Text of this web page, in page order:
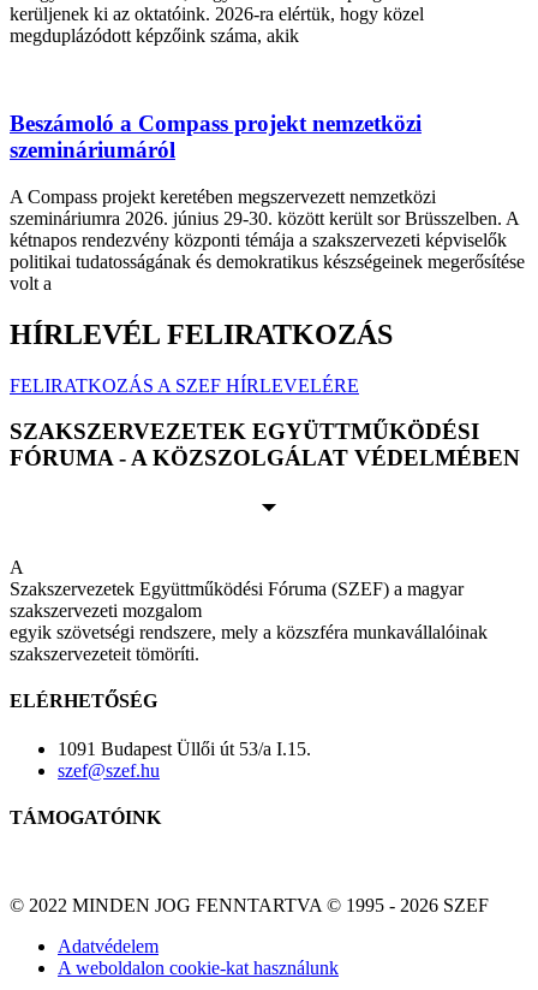
kerüljenek ki az oktatóink. 2026-ra elértük, hogy közel
megduplázódott képzőink száma, akik
Beszámoló a Compass projekt nemzetközi
szemináriumáról
A Compass projekt keretében megszervezett nemzetközi
szemináriumra 2026. június 29-30. között került sor Brüsszelben. A
kétnapos rendezvény központi témája a szakszervezeti képviselők
politikai tudatosságának és demokratikus készségeinek megerősítése
volt a
HÍRLEVÉL FELIRATKOZÁS
FELIRATKOZÁS A SZEF HÍRLEVELÉRE
SZAKSZERVEZETEK EGYÜTTMŰKÖDÉSI
FÓRUMA - A KÖZSZOLGÁLAT VÉDELMÉBEN
A
Szakszervezetek Együttműködési Fóruma (SZEF) a magyar
szakszervezeti mozgalom
egyik szövetségi rendszere, mely a közszféra munkavállalóinak
szakszervezeteit tömöríti.
ELÉRHETŐSÉG
1091 Budapest Üllői út 53/a I.15.
szef@szef.hu
TÁMOGATÓINK
© 2022 MINDEN JOG FENNTARTVA © 1995 - 2026 SZEF
Adatvédelem
A weboldalon cookie-kat használunk